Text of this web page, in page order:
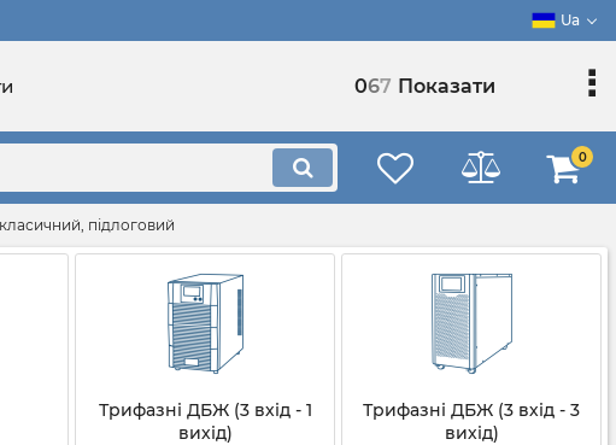
Ua
067 Показати
0
підлоговий
Трифазні ДБЖ (3 вхід - 1
вихід)
Трифазні ДБЖ (3 вхід - 3
вихід)